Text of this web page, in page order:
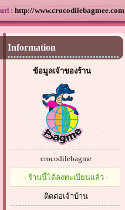
url : http://www.crocodilebagmee.com
Information
ข้อมูลเจ้าของร้าน
crocodilebagme
- ร้านนี้ได้ลงทะเบียนแล้ว -
ติดต่อเจ้าบ้าน